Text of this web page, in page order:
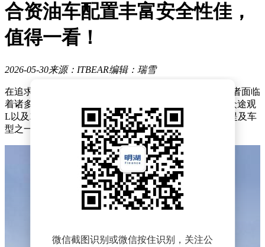
合资油车配置丰富安全性佳，
值得一看！
2026-05-30来源：ITBEAR编辑：瑞雪
在追求省心、省油且长期耐用的合资油车市场中，消费者面临
着诸多选择。其中，2026款丰田RAV4荣放、2026款大众途观
L以及2025款本田英仕派（虽文中未详细展开，但作为提及车
型之一）成为备受瞩目的焦点。
微信截图识别或微信按住识别，关注公